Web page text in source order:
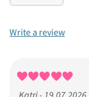
Write a review